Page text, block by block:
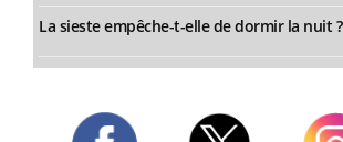
La sieste empêche-t-elle de dormir la nuit ?